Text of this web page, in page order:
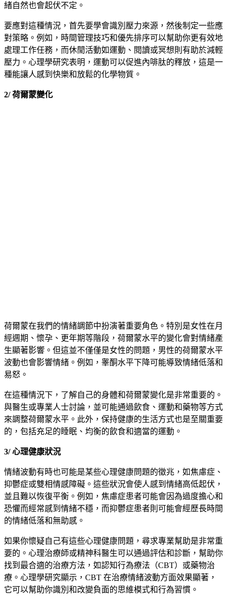
緒自然也會起伏不定。
要應對這種情況，首先要學會識別壓力來源，然後制定一些應
對策略。例如，時間管理技巧和優先排序可以幫助你更有效地
處理工作任務，而休閒活動如運動、閱讀或冥想則有助於減輕
壓力。心理學研究表明，運動可以促進內啡肽的釋放，這是一
種能讓人感到快樂和放鬆的化學物質。
2/ 荷爾蒙變化
荷爾蒙在我們的情緒調節中扮演著重要角色。特別是女性在月
經週期、懷孕、更年期等階段，荷爾蒙水平的變化會對情緒產
生顯著影響。但這並不僅僅是女性的問題，男性的荷爾蒙水平
波動也會影響情緒。例如，睾酮水平下降可能導致情緒低落和
易怒。
在這種情況下，了解自己的身體和荷爾蒙變化是非常重要的。
與醫生或專業人士討論，並可能通過飲食、運動和藥物等方式
來調整荷爾蒙水平。此外，保持健康的生活方式也是至關重要
的，包括充足的睡眠、均衡的飲食和適當的運動。
3/ 心理健康狀況
情緒波動有時也可能是某些心理健康問題的徵兆，如焦慮症、
抑鬱症或雙相情感障礙。這些狀況會使人感到情緒高低起伏，
並且難以恢復平衡。例如，焦慮症患者可能會因為過度擔心和
恐懼而經常感到情緒不穩，而抑鬱症患者則可能會經歷長時間
的情緒低落和無助感。
如果你懷疑自己有這些心理健康問題，尋求專業幫助是非常重
要的。心理治療師或精神科醫生可以通過評估和診斷，幫助你
找到最合適的治療方法，如認知行為療法（CBT）或藥物治
療。心理學研究顯示，CBT 在治療情緒波動方面效果顯著，
它可以幫助你識別和改變負面的思維模式和行為習慣。